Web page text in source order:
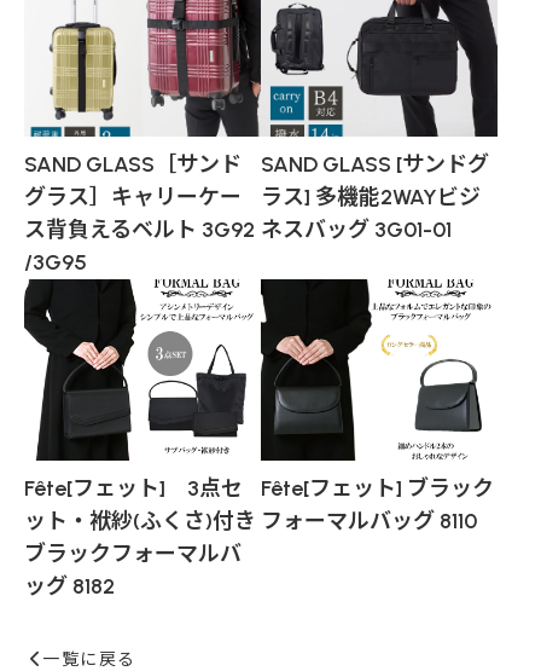
SAND GLASS［サンド
グラス］キャリーケー
ス背負えるベルト 3G92
/3G95
SAND GLASS [サンドグ
ラス] 多機能2WAYビジ
ネスバッグ 3G01-01
Fête[フェット] 3点セ
ット・袱紗(ふくさ)付き
ブラックフォーマルバ
ッグ 8182
Fête[フェット] ブラック
フォーマルバッグ 8110
一覧に戻る